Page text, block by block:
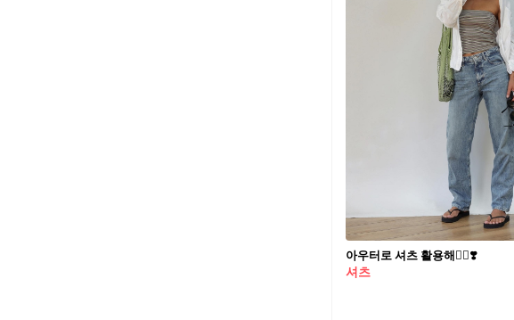
아우터로 셔츠 활용해👍🏻❣️​
셔츠